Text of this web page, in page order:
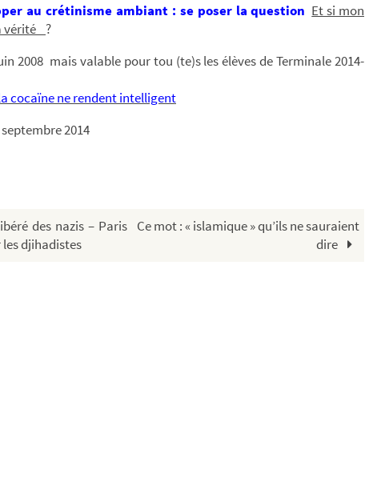
au crétinisme ambiant : se poser la question Et si mon
vérité ?
2008 mais valable pour tou (te)s les élèves de Terminale 2014-
cocaïne ne rendent intelligent
2014
des nazis – Paris
les djihadistes
Ce mot : « islamique » qu’ils ne sauraient
dire